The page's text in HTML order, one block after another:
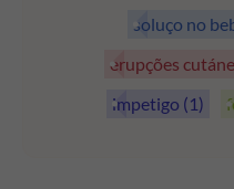
soluço no
erupções
impetigo (1)